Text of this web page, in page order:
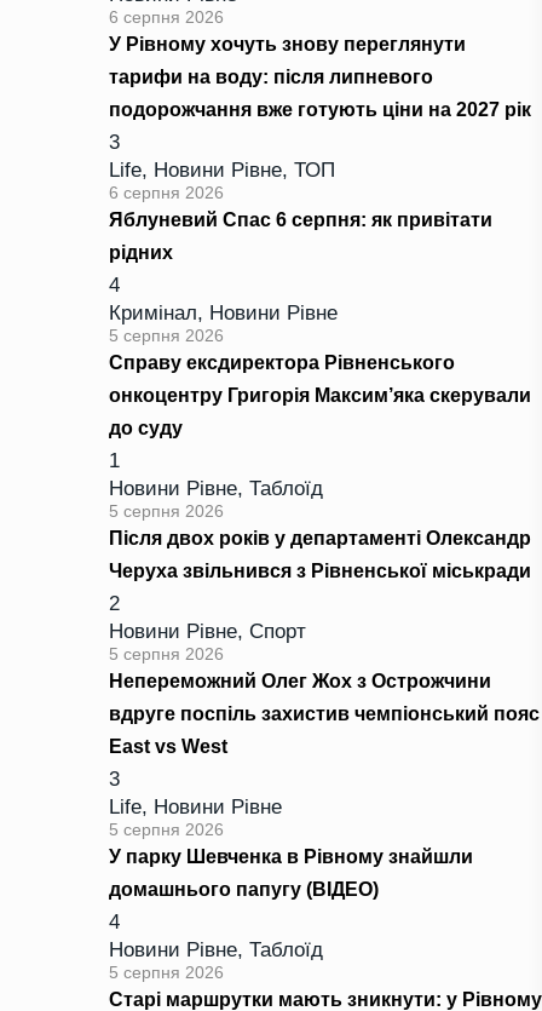
6 серпня 2026
У Рівному хочуть знову переглянути
тарифи на воду: після липневого
подорожчання вже готують ціни на 2027 рік
3
Life, Новини Рівне, ТОП
6 серпня 2026
Яблуневий Спас 6 серпня: як привітати
рідних
4
Кримінал, Новини Рівне
5 серпня 2026
Справу ексдиректора Рівненського
онкоцентру Григорія Максим’яка скерували
до суду
1
Новини Рівне, Таблоїд
5 серпня 2026
Після двох років у департаменті Олександр
Черуха звільнився з Рівненської міськради
2
Новини Рівне, Спорт
5 серпня 2026
Непереможний Олег Жох з Острожчини
вдруге поспіль захистив чемпіонський пояс
East vs West
3
Life, Новини Рівне
5 серпня 2026
У парку Шевченка в Рівному знайшли
домашнього папугу (ВІДЕО)
4
Новини Рівне, Таблоїд
5 серпня 2026
Старі маршрутки мають зникнути: у Рівному